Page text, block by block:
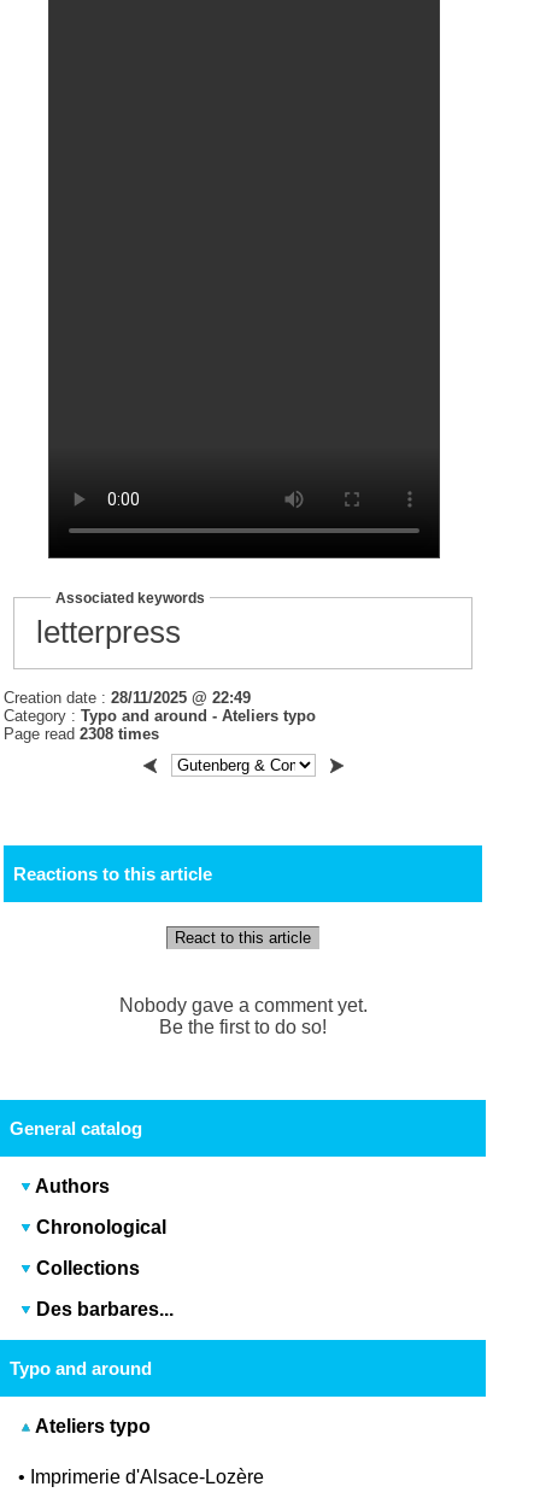
Associated keywords
letterpress
Creation date :28/11/2025 @ 22:49
Category :Typo and around -Ateliers typo
Page read2308 times
Reactions to this article
React to this article
Nobody gave a comment yet.
Be the first to do so!
General catalog
Authors
Chronological
Collections
Des barbares...
Typo and around
Ateliers typo
• Imprimerie d'Alsace-Lozère